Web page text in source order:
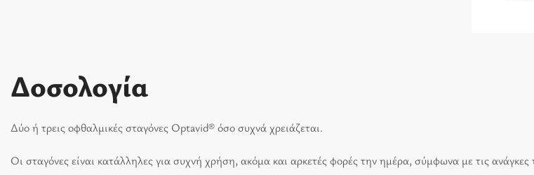
Δοσολογία
Δύο ή τρεις οφθαλμικές σταγόνες Optavid® όσο συχνά χρειάζεται.
Οι σταγόνες είναι κατάλληλες για συχνή χρήση, ακόμα και αρκετές φορές την ημέρα, σύμφωνα με τις